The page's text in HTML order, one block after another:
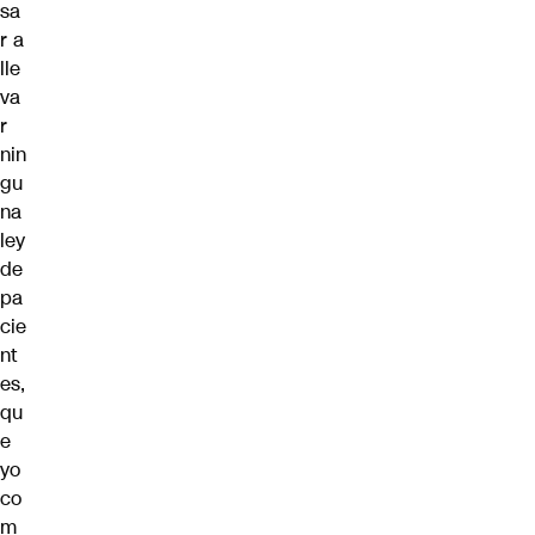
sa
r a
lle
va
r
nin
gu
na
ley
de
pa
cie
nt
es,
qu
e
yo
co
m